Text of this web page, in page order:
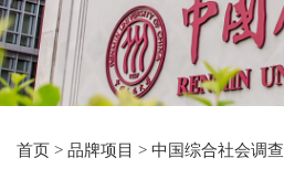
首页 > 品牌项目 > 中国综合社会调查